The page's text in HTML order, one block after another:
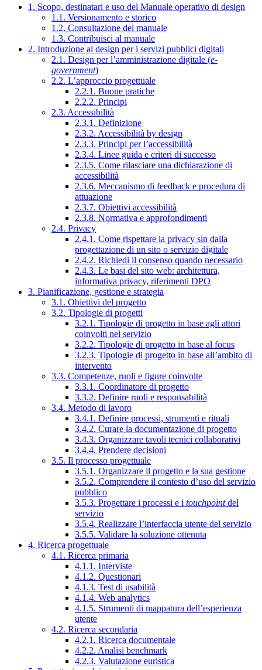
1. Scopo, destinatari e uso del Manuale operativo di design
1.1. Versionamento e storico
1.2. Consultazione del manuale
1.3. Contribuisci al manuale
2. Introduzione al design per i servizi pubblici digitali
2.1. Design per l’amministrazione digitale (e-
government)
2.2. L’approccio progettuale
2.2.1. Buone pratiche
2.2.2. Principi
2.3. Accessibilità
2.3.1. Definizione
2.3.2. Accessibilità by design
2.3.3. Principi per l’accessibilità
2.3.4. Linee guida e criteri di successo
2.3.5. Come rilasciare una dichiarazione di
accessibilità
2.3.6. Meccanismo di feedback e procedura di
attuazione
2.3.7. Obiettivi accessibilità
2.3.8. Normativa e approfondimenti
2.4. Privacy
2.4.1. Come rispettare la privacy sin dalla
progettazione di un sito o servizio digitale
2.4.2. Richiedi il consenso quando necessario
2.4.3. Le basi del sito web: architettura,
informativa privacy, riferimenti DPO
3. Pianificazione, gestione e strategia
3.1. Obiettivi del progetto
3.2. Tipologie di progetti
3.2.1. Tipologie di progetto in base agli attori
coinvolti nel servizio
3.2.2. Tipologie di progetto in base al focus
3.2.3. Tipologie di progetto in base all’ambito di
intervento
3.3. Competenze, ruoli e figure coinvolte
3.3.1. Coordinatore di progetto
3.3.2. Definire ruoli e responsabilità
3.4. Metodo di lavoro
3.4.1. Definire processi, strumenti e rituali
3.4.2. Curare la documentazione di progetto
3.4.3. Organizzare tavoli tecnici collaborativi
3.4.4. Prendere decisioni
3.5. Il processo progettuale
3.5.1. Organizzare il progetto e la sua gestione
3.5.2. Comprendere il contesto d’uso del servizio
pubblico
3.5.3. Progettare i processi e i touchpointdel
servizio
3.5.4. Realizzare l’interfaccia utente del servizio
3.5.5. Validare la soluzione ottenuta
4. Ricerca progettuale
4.1. Ricerca primaria
4.1.1. Interviste
4.1.2. Questionari
4.1.3. Test di usabilità
4.1.4. Web analytics
4.1.5. Strumenti di mappatura dell’esperienza
utente
4.2. Ricerca secondaria
4.2.1. Ricerca documentale
4.2.2. Analisi benchmark
4.2.3. Valutazione euristica